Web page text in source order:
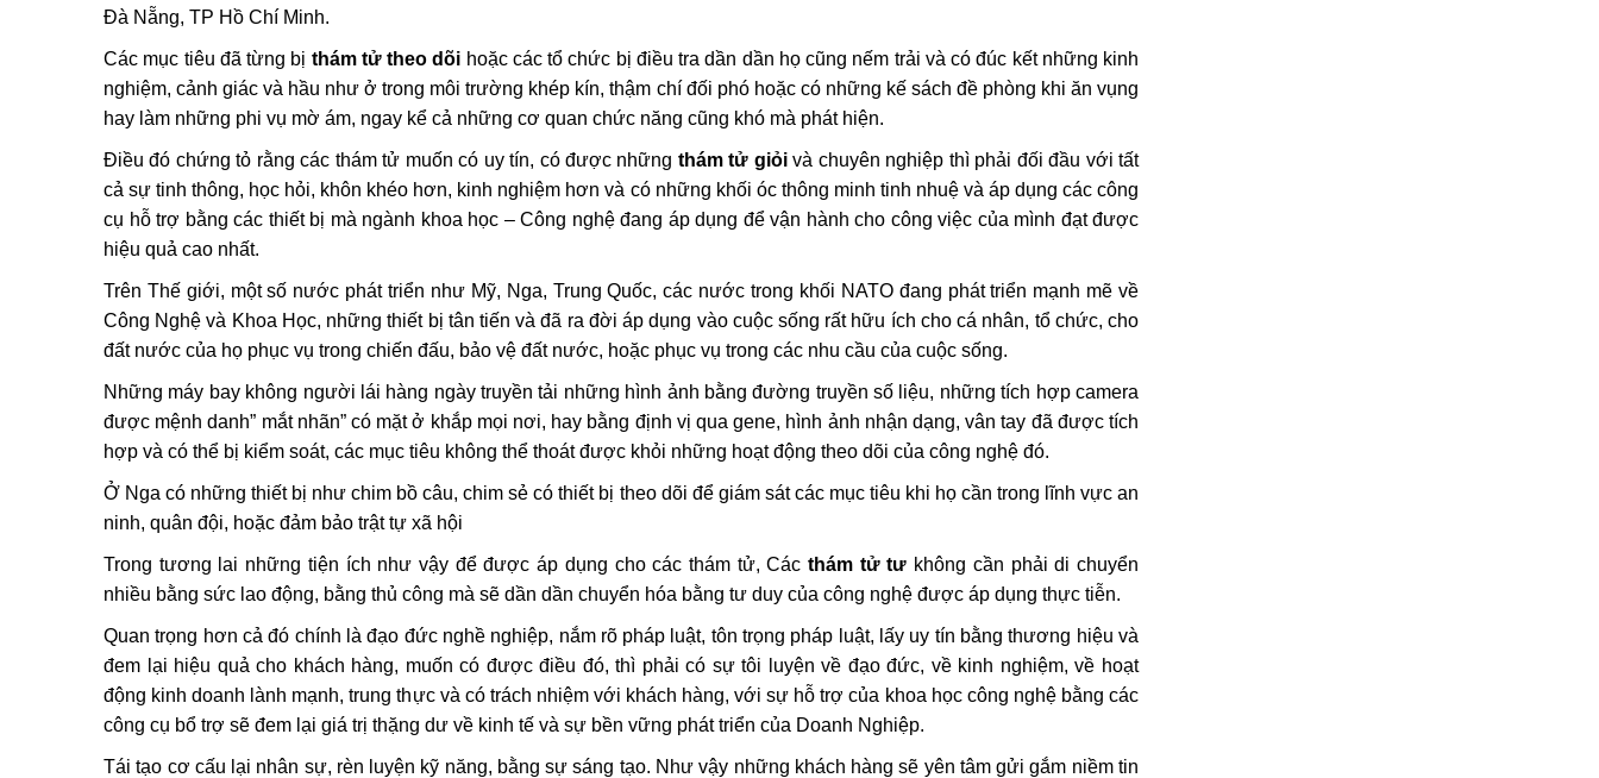
Đà Nẵng, TP Hồ Chí Minh.
Các mục tiêu đã từng bị thám tử theo dõi hoặc các tổ chức bị điều tra dần dần họ cũng nếm trải và có đúc kết những kinh
nghiệm, cảnh giác và hầu như ở trong môi trường khép kín, thậm chí đối phó hoặc có những kế sách đề phòng khi ăn vụng
hay làm những phi vụ mờ ám, ngay kể cả những cơ quan chức năng cũng khó mà phát hiện.
Điều đó chứng tỏ rằng các thám tử muốn có uy tín, có được những thám tử giỏivà chuyên nghiệp thì phải đối đầu với tất
cả sự tinh thông, học hỏi, khôn khéo hơn, kinh nghiệm hơn và có những khối óc thông minh tinh nhuệ và áp dụng các công
cụ hỗ trợ bằng các thiết bị mà ngành khoa học – Công nghệ đang áp dụng để vận hành cho công việc của mình đạt được
hiệu quả cao nhất.
Trên Thế giới, một số nước phát triển như Mỹ, Nga, Trung Quốc, các nước trong khối NATO đang phát triển mạnh mẽ về
Công Nghệ và Khoa Học, những thiết bị tân tiến và đã ra đời áp dụng vào cuộc sống rất hữu ích cho cá nhân, tổ chức, cho
đất nước của họ phục vụ trong chiến đấu, bảo vệ đất nước, hoặc phục vụ trong các nhu cầu của cuộc sống.
Những máy bay không người lái hàng ngày truyền tải những hình ảnh bằng đường truyền số liệu, những tích hợp camera
được mệnh danh” mắt nhãn” có mặt ở khắp mọi nơi, hay bằng định vị qua gene, hình ảnh nhận dạng, vân tay đã được tích
hợp và có thể bị kiểm soát, các mục tiêu không thể thoát được khỏi những hoạt động theo dõi của công nghệ đó.
Ở Nga có những thiết bị như chim bồ câu, chim sẻ có thiết bị theo dõi để giám sát các mục tiêu khi họ cần trong lĩnh vực an
ninh, quân đội, hoặc đảm bảo trật tự xã hội
Trong tương lai những tiện ích như vậy để được áp dụng cho các thám tử, Cácthám tử tư không cần phải di chuyển
nhiều bằng sức lao động, bằng thủ công mà sẽ dần dần chuyển hóa bằng tư duy của công nghệ được áp dụng thực tiễn.
Quan trọng hơn cả đó chính là đạo đức nghề nghiệp, nắm rõ pháp luật, tôn trọng pháp luật, lấy uy tín bằng thương hiệu và
đem lại hiệu quả cho khách hàng, muốn có được điều đó, thì phải có sự tôi luyện về đạo đức, về kinh nghiệm, về hoạt
động kinh doanh lành mạnh, trung thực và có trách nhiệm với khách hàng, với sự hỗ trợ của khoa học công nghệ bằng các
công cụ bổ trợ sẽ đem lại giá trị thặng dư về kinh tế và sự bền vững phát triển của Doanh Nghiệp.
Tái tạo cơ cấu lại nhân sự, rèn luyện kỹ năng, bằng sự sáng tạo. Như vậy những khách hàng sẽ yên tâm gửi gắm niềm tin